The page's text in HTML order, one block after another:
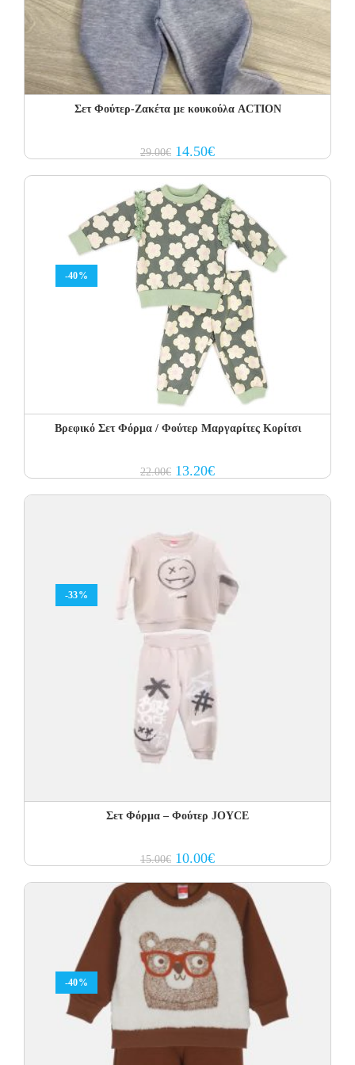
Σετ Φoύτερ-Ζακέτα με κουκούλα ACTION
29.00€ Original
price
29.00€.
14.50€Current
price
-40%
Βρεφικό Σετ Φόρμα / Φούτερ Μαργαρίτες Κορίτσι
22.00€ Original
price
13.20€Current
price
-33%
Σετ Φόρμα – Φούτερ JOYCE
15.00€ Original
price
15.00€.
10.00€Current
price
10.00€.
-40%